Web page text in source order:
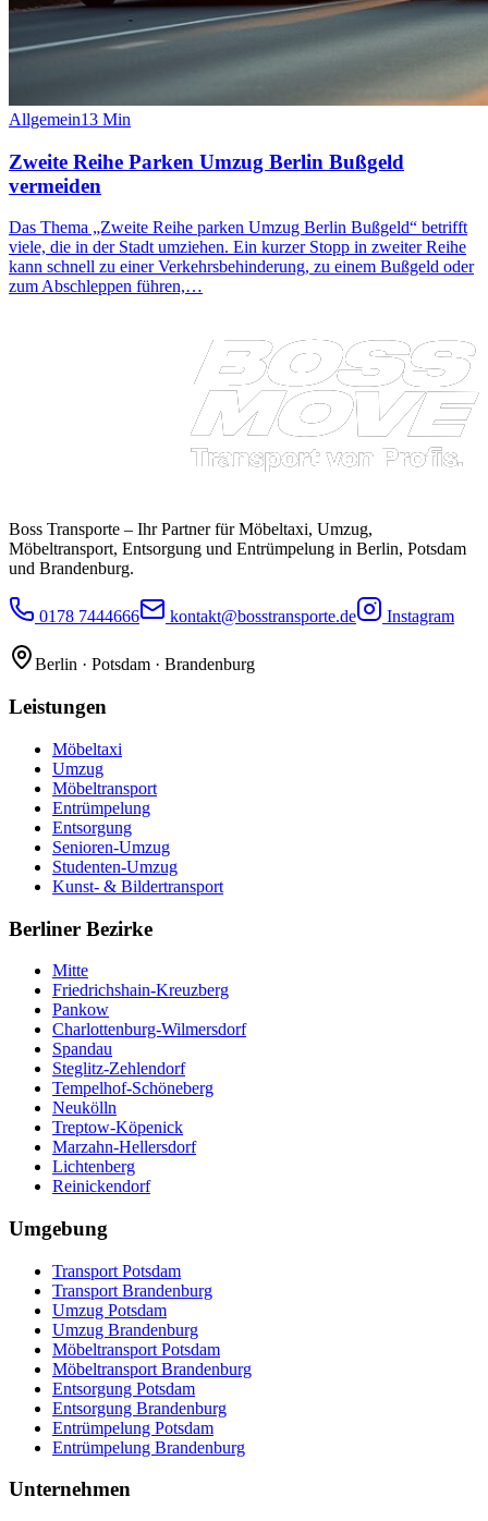
Allgemein13 Min
Zweite Reihe Parken Umzug Berlin Bußgeld
vermeiden
Das Thema „Zweite Reihe parken Umzug Berlin Bußgeld“ betrifft
viele, die in der Stadt umziehen. Ein kurzer Stopp in zweiter Reihe
kann schnell zu einer Verkehrsbehinderung, zu einem Bußgeld oder
zum Abschleppen führen,…
Boss Transporte – Ihr Partner für Möbeltaxi, Umzug,
Möbeltransport, Entsorgung und Entrümpelung in Berlin, Potsdam
und Brandenburg.
0178 7444666 kontakt@bosstransporte.de Instagram
Berlin · Potsdam · Brandenburg
Leistungen
Möbeltaxi
Umzug
Möbeltransport
Entrümpelung
Entsorgung
Senioren-Umzug
Studenten-Umzug
Kunst- & Bildertransport
Berliner Bezirke
Mitte
Friedrichshain-Kreuzberg
Pankow
Charlottenburg-Wilmersdorf
Spandau
Steglitz-Zehlendorf
Tempelhof-Schöneberg
Neukölln
Treptow-Köpenick
Marzahn-Hellersdorf
Lichtenberg
Reinickendorf
Umgebung
Transport Potsdam
Transport Brandenburg
Umzug Potsdam
Umzug Brandenburg
Möbeltransport Potsdam
Möbeltransport Brandenburg
Entsorgung Potsdam
Entsorgung Brandenburg
Entrümpelung Potsdam
Entrümpelung Brandenburg
Unternehmen